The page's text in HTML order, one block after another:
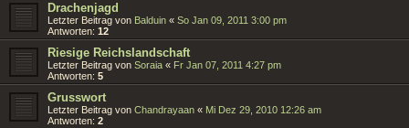
Drachenjagd
Letzter Beitrag von Balduin « So Jan 09, 2011 3:00 pm
Antworten: 12
Riesige Reichslandschaft
Letzter Beitrag von Soraia « Fr Jan 07, 2011 4:27 pm
Antworten: 5
Grusswort
Letzter Beitrag von Chandrayaan « Mi Dez 29, 2010 12:26 am
Antworten: 2